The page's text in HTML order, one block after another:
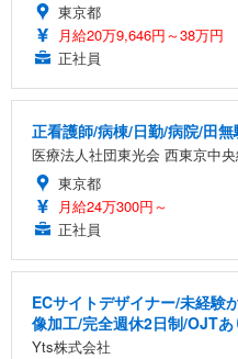
東京都
月給20万9,646円～38万円
正社員
正看護師/病棟/日勤/病院/田無
医療法人社団東光会 西東京中
東京都
月給24万300円～
正社員
ECサイトデザイナー/未経験
像加工/完全週休2日制/OJTあ
Yts株式会社